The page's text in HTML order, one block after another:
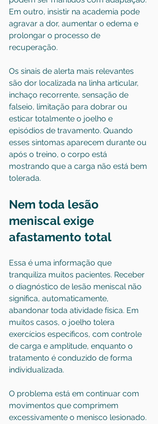
Em outro, insistir na academia pode
agravar a dor, aumentar o edema e
prolongar o processo de
recuperação.
Os sinais de alerta mais relevantes
são dor localizada na linha articular,
inchaço recorrente, sensação de
falseio, limitação para dobrar ou
esticar totalmente o joelho e
episódios de travamento. Quando
esses sintomas aparecem durante ou
após o treino, o corpo está
mostrando que a carga não está bem
tolerada.
Nem toda lesão
meniscal exige
afastamento total
Essa é uma informação que
tranquiliza muitos pacientes. Receber
o diagnóstico de lesão meniscal não
significa, automaticamente,
abandonar toda atividade física. Em
muitos casos, o joelho tolera
exercícios específicos, com controle
de carga e amplitude, enquanto o
tratamento é conduzido de forma
individualizada.
O problema está em continuar com
movimentos que comprimem
excessivamente o menisco lesionado.